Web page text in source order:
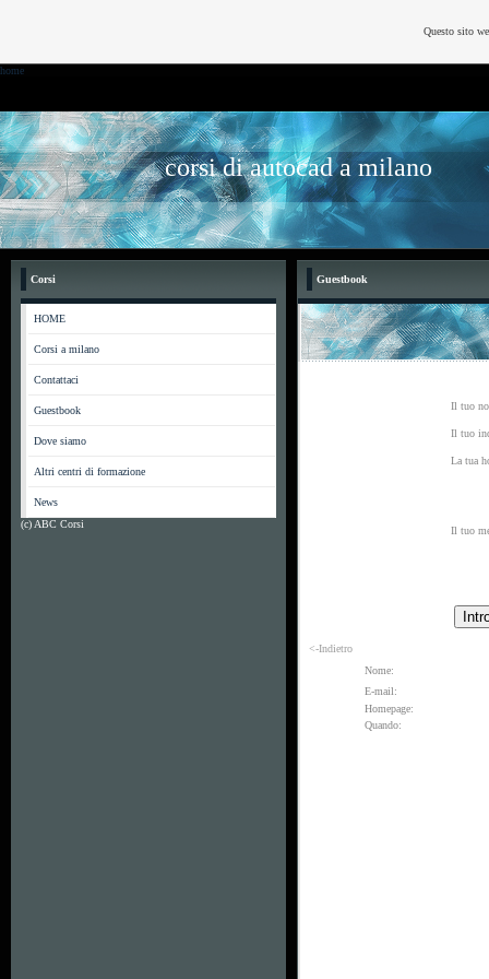
home
corsi di autocad a milano
Corsi
HOME
Corsi a milano
Contattaci
Guestbook
Dove siamo
Altri centri di formazione
News
(c) ABC Corsi
Guestbook
Il tuo
Il tuo
La tua
Il tuo
<-Indietro
Nome:
E-mail:
Homepage:
Quando:
Questo sito